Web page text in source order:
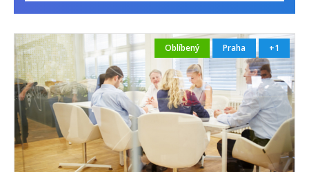
Oblíbený Praha +1